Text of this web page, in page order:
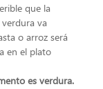
que la
va
o arroz será
en el plato
es verdura.